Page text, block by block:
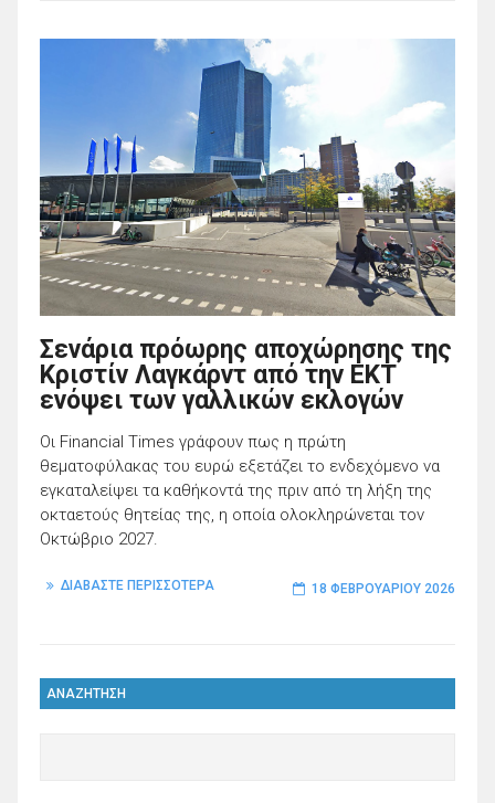
Σενάρια πρόωρης αποχώρησης της
Κριστίν Λαγκάρντ από την ΕΚΤ
ενόψει των γαλλικών εκλογών
Οι Financial Times γράφουν πως η πρώτη
θεματοφύλακας του ευρώ εξετάζει το ενδεχόμενο να
εγκαταλείψει τα καθήκοντά της πριν από τη λήξη της
οκταετούς θητείας της, η οποία ολοκληρώνεται τον
Οκτώβριο 2027.
ΔΙΑΒΑΣΤΕ ΠΕΡΙΣΣΟΤΕΡΑ 18 ΦΕΒΡΟΥΑΡΊΟΥ 2026
ΑΝΑΖΗΤΗΣΗ